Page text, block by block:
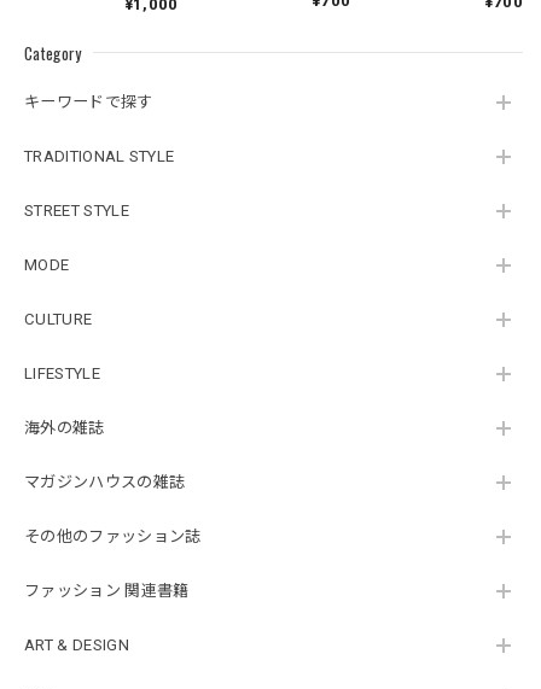
Category
キーワードで探す
TRADITIONAL STYLE
STREET STYLE
MODE
CULTURE
LIFESTYLE
海外の雑誌
マガジンハウスの雑誌
その他のファッション誌
ファッション 関連書籍
ART & DESIGN
¥1,000